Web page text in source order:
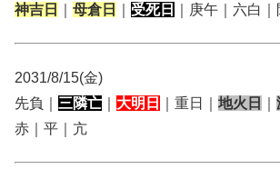
神吉日
母倉日 受死日 ｜庚午｜六白
2031/8/15(金)
先負｜ 三隣亡 大明日 ｜重日｜ 地火日
赤｜平｜亢